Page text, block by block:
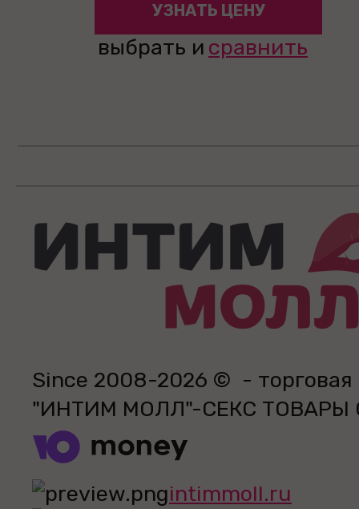
УЗНАТЬ ЦЕНУ
выбрать и сравнить
Since 2008-2026 © - торговая
"ИНТИМ МОЛЛ"-СЕКС
intimmoll.ru